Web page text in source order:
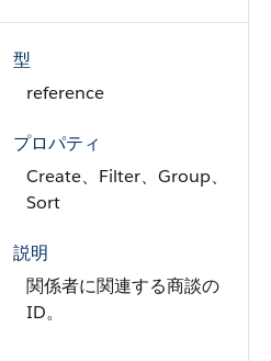
型
reference
プロパティ
Create、Filter、Group、
Sort
説明
関係者に関連する商談の
ID。